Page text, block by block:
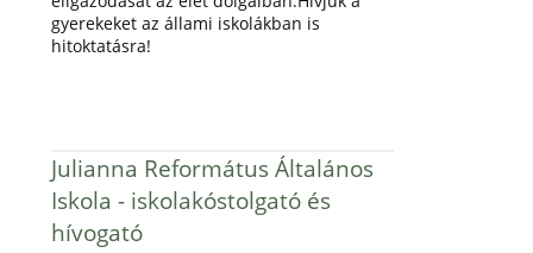
gyerekeket az állami iskolákban is
hitoktatásra!
Julianna Református Általános
Iskola - iskolakóstolgató és
hívogató